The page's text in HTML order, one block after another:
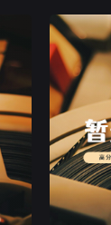
从
有
情
小
课程视频
验，打破
理戒备。
积累和年
认字量，
深度，
感、态